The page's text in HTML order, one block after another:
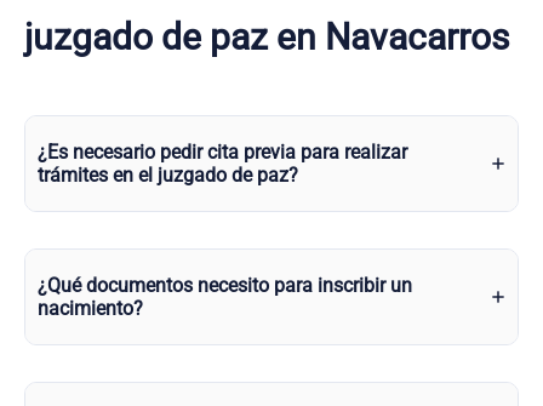
juzgado de paz en Navacarros
¿Es necesario pedir cita previa para realizar
trámites en el juzgado de paz?
¿Qué documentos necesito para inscribir un
nacimiento?